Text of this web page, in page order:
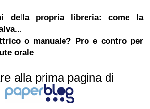
della propria libreria: come la
o manuale? Pro e contro per
orale
alla prima pagina di